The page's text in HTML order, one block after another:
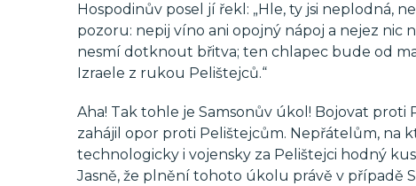
Hospodinův posel jí řekl: „Hle, ty jsi neplodná,
pozoru: nepij víno ani opojný nápoj a nejez nic
nesmí dotknout břitva; ten chlapec bude od
Izraele z rukou Pelištejců.“
Aha! Tak tohle je Samsonův úkol! Bojovat
zahájil opor proti Pelištejcům. Nepřátelům, na
technologicky i vojensky za Pelištejci hodný
Jasně, že plnění tohoto úkolu právě v případě